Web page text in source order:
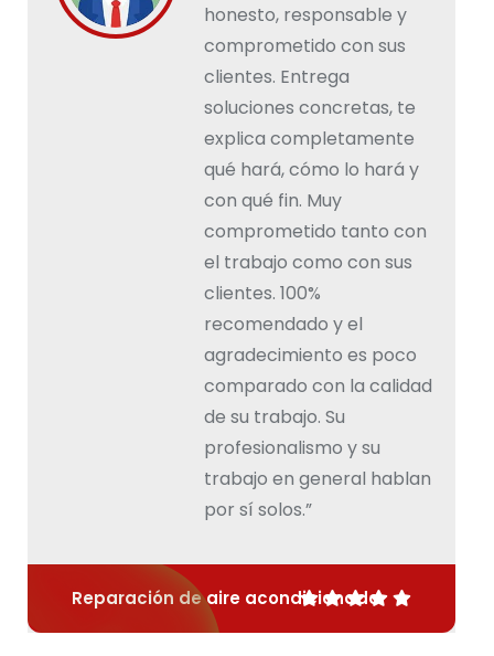
honesto, responsable y
comprometido con sus
clientes. Entrega
soluciones concretas, te
explica completamente
qué hará, cómo lo hará y
con qué fin. Muy
comprometido tanto con
el trabajo como con sus
clientes. 100%
recomendado y el
agradecimiento es poco
comparado con la calidad
de su trabajo. Su
profesionalismo y su
trabajo en general hablan
por sí solos.”
Reparación de aire acondicionado